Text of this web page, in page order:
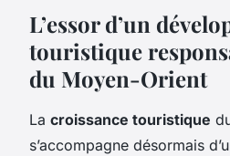
L’essor d’un
touristique
du Moyen-Orient
La croissance touristique
s’accompagne désormais